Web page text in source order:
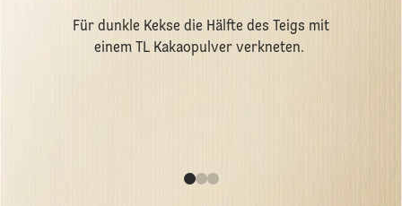
Für dunkle Kekse die Hälfte des Teigs mit
einem TL Kakaopulver verkneten.